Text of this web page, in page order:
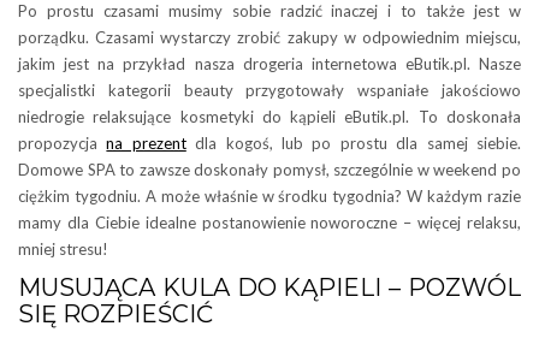
Po prostu czasami musimy sobie radzić inaczej i to także jest w
porządku. Czasami wystarczy zrobić zakupy w odpowiednim miejscu,
jakim jest na przykład nasza drogeria internetowa eButik.pl. Nasze
specjalistki kategorii beauty przygotowały wspaniałe jakościowo
niedrogie relaksujące kosmetyki do kąpieli eButik.pl. To doskonała
propozycjana prezentdla kogoś, lub po prostu dla samej siebie.
Domowe SPA to zawsze doskonały pomysł, szczególnie w weekend po
ciężkim tygodniu. A może właśnie w środku tygodnia? W każdym razie
mamy dla Ciebie idealne postanowienie noworoczne – więcej relaksu,
mniej stresu!
MUSUJĄCA KULA DO KĄPIELI – POZWÓL
SIĘ ROZPIEŚCIĆ